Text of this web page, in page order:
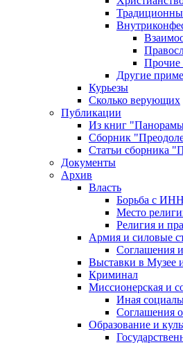
Прочие
Другие
Курьезы
Сколько верующих
Публикации
Из книг
Сборник
Статьи сборника
Документы
Архив
Власть
Борьба с
Место
Религия и
Армия и силовые
Соглашения и
Выставки в Музее
Криминал
Миссионерская и
Иная
Соглашения
Образование и